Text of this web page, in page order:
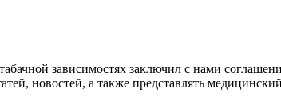
зависимостях заключил с нами
новостей, а также представлять